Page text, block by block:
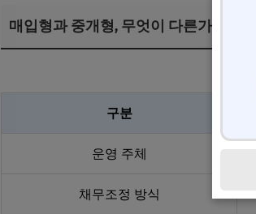
매입형과 중개형, 무엇이 다른가
노
구분
운영 주체
채무조정 방식